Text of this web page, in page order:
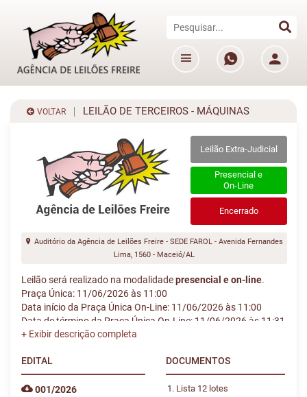
VOLTAR LEILÃO DE TERCEIROS - MÁQUINAS
Leilão Extra-Judicial
Presencial e
On-Line
Encerrado
Auditório da Agência de Leilões Freire - SEDE FAROL - Avenida Fernandes
Lima, 1560 - Maceió/AL
Leilão será realizado na modalidadepresencial e on-line.
Praça Única: 11/06/2026 às 11:00
Data início da Praça Única On-Line: 11/06/2026 às 11:00
Data de término da Praça Única On-Line: 11/06/2026 às 11:31
EDITAL
001/2026
DOCUMENTOS
Lista 12 lotes